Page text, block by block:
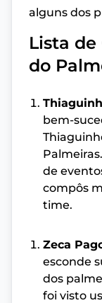
alguns dos
Lista de
do
bem-
de
compôs
time.
Zeca
esconde
dos
foi visto